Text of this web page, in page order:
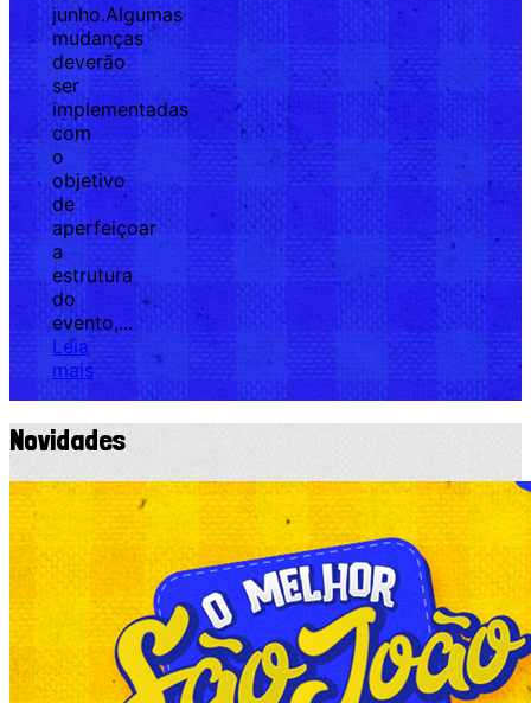
junho.Algumas
mudanças
deverão
ser
implementadas
com
o
objetivo
de
aperfeiçoar
a
estrutura
do
evento,...
Leia
mais
Novidades